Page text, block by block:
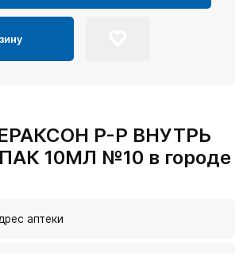
Р-Р ВНУТРЬ
10МЛ №10 в городе